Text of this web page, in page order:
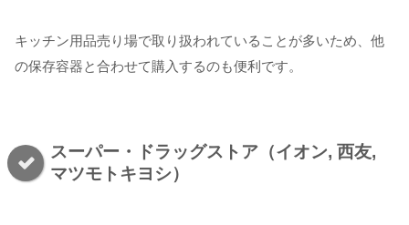
キッチン用品売り場で取り扱われていることが多いため、他
の保存容器と合わせて購入するのも便利です。
スーパー・ドラッグストア（イオン, 西友,
マツモトキヨシ）